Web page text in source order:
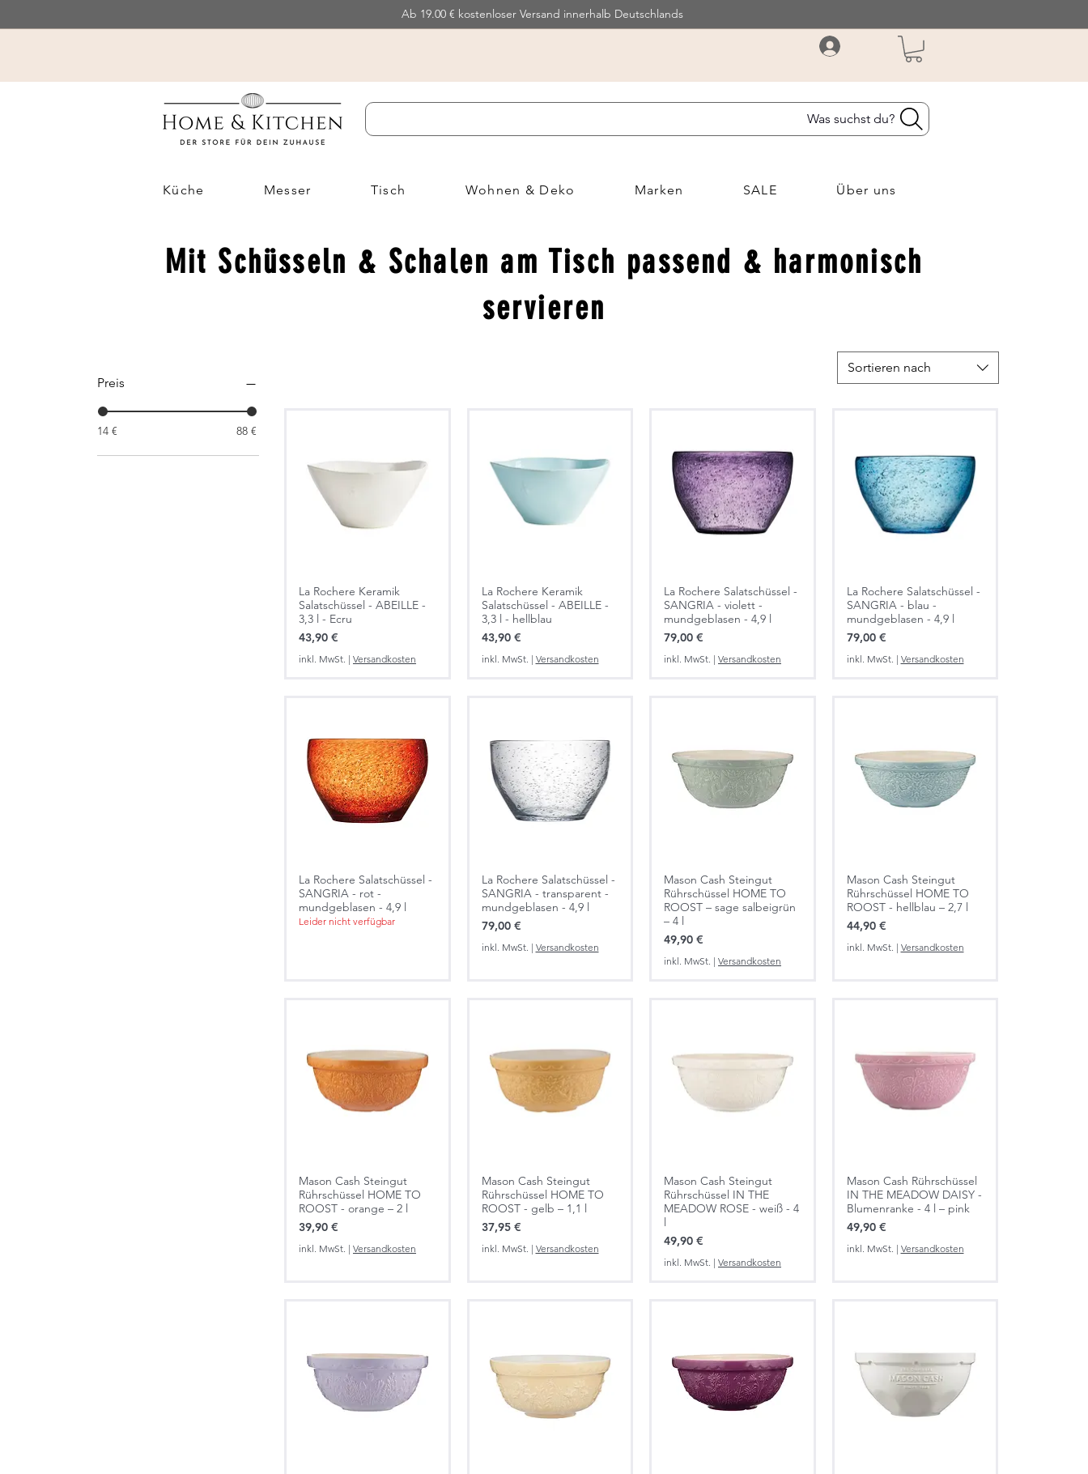
Ab 19.00 € kostenloser Versand innerhalb Deutschlands
Was suchst du?
Küche Messer Tisch Wohnen & Deko Marken SALE Über uns
Mit Schüsseln & Schalen am Tisch passend & harmonisch
servieren
Preis
14 € 88 €
Sortieren nach
La Rochere Keramik
Salatschüssel - ABEILLE -
3,3 l - Ecru
Preis
43,90 €
inkl. MwSt. | Versandkosten
La Rochere Keramik
Salatschüssel - ABEILLE -
3,3 l - hellblau
Preis
43,90 €
inkl. MwSt. | Versandkosten
La Rochere Salatschüssel -
SANGRIA - violett -
mundgeblasen - 4,9 l
Preis
79,00 €
inkl. MwSt. | Versandkosten
La Rochere Salatschüssel -
SANGRIA - blau -
mundgeblasen - 4,9 l
Preis
79,00 €
inkl. MwSt. | Versandkosten
La Rochere Salatschüssel -
SANGRIA - rot -
mundgeblasen - 4,9 l
Leider nicht verfügbar
La Rochere Salatschüssel -
SANGRIA - transparent -
mundgeblasen - 4,9 l
Preis
79,00 €
inkl. MwSt. | Versandkosten
Mason Cash Steingut
Rührschüssel HOME TO
ROOST – sage salbeigrün
– 4 l
Preis
49,90 €
inkl. MwSt. | Versandkosten
Mason Cash Steingut
Rührschüssel HOME TO
ROOST - hellblau – 2,7 l
Preis
44,90 €
inkl. MwSt. | Versandkosten
Mason Cash Steingut
Rührschüssel HOME TO
ROOST - orange – 2 l
Preis
39,90 €
inkl. MwSt. | Versandkosten
Mason Cash Steingut
Rührschüssel HOME TO
ROOST - gelb – 1,1 l
Preis
37,95 €
inkl. MwSt. | Versandkosten
Mason Cash Steingut
Rührschüssel IN THE
MEADOW ROSE - weiß - 4
l
Preis
49,90 €
inkl. MwSt. | Versandkosten
Mason Cash Rührschüssel
IN THE MEADOW DAISY -
Blumenranke - 4 l – pink
Preis
49,90 €
inkl. MwSt. | Versandkosten